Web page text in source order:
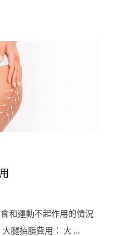
和運動不起作用的情況
腿抽脂費用： 大 …